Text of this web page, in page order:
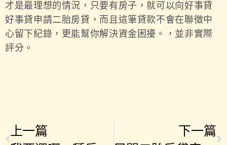
才是最理想的情況，只要有房子，就可以向好事貸
好事貸申請二胎房貸 ，而且這筆貸款不會在聯徵中
心留下紀錄，更能幫你解決資金困擾。，並非實際
評分。
上一篇
下一篇